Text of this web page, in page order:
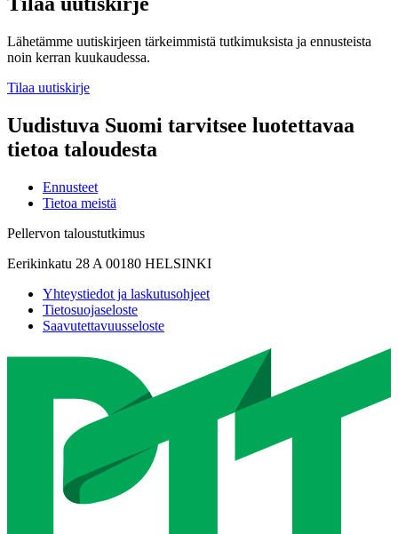
Lähetämme uutiskirjeen tärkeimmistä tutkimuksista ja ennusteista
noin kerran kuukaudessa.
Tilaa uutiskirje
Uudistuva Suomi tarvitsee luotettavaa
tietoa taloudesta
Ennusteet
Tietoa meistä
Pellervon taloustutkimus
Eerikinkatu 28 A 00180 HELSINKI
Yhteystiedot ja laskutusohjeet
Tietosuojaseloste
Saavutettavuusseloste